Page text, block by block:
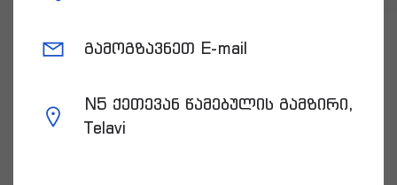
გამოგზავნეთ E-mail
N5 ქეთევან წამებულის გამზირი,
Telavi